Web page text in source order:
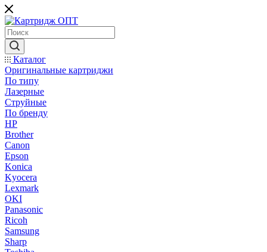
Каталог
Оригинальные картриджи
По типу
Лазерные
Струйные
По бренду
HP
Brother
Canon
Epson
Konica
Kyocera
Lexmark
OKI
Panasonic
Ricoh
Samsung
Sharp